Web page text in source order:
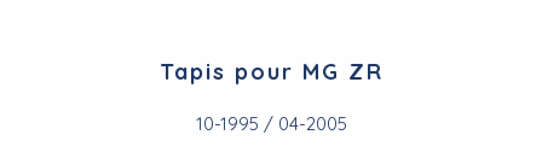
Tapis pour MG ZR
10-1995 / 04-2005